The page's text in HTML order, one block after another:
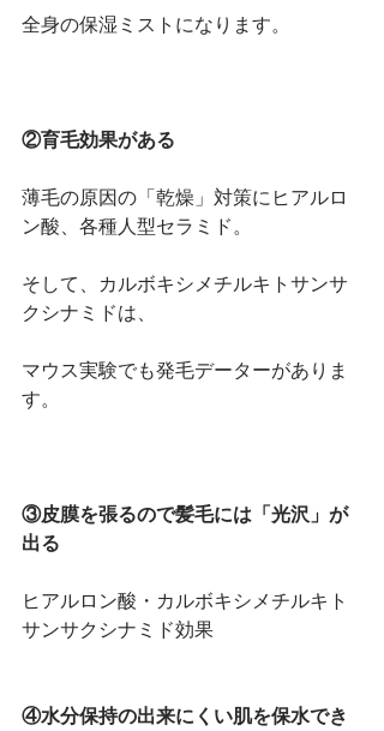
全身の保湿ミストになります。
②育毛効果がある
薄毛の原因の「乾燥」対策にヒアルロ
ン酸、各種人型セラミド。
そして、カルボキシメチルキトサンサ
クシナミドは、
マウス実験でも発毛データーがありま
す。
③皮膜を張るので髪毛には「光沢」が
出る
ヒアルロン酸・カルボキシメチルキト
サンサクシナミド効果
④水分保持の出来にくい肌を保水でき